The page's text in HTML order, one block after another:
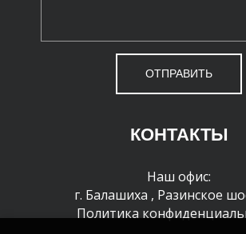
ОТПРАВИТЬ
КОНТАКТЫ
Наш офис:
г. Балашиха , Разинское
Политика